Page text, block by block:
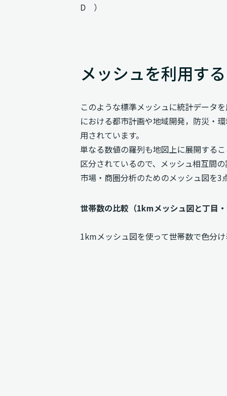
D ）
メッシュを利用する
このような標準メッシュに統計データ
における都市計画や地域開発，防災・
用されています。
単なる数値の羅列も地図上に展開する
区分されているので、メッシュ相互間の
市場・商圏分析のためのメッシュ図を3
世帯数の比較（1kmメッシュ図と丁目・
1kmメッシュ図を使って世帯数で色分け